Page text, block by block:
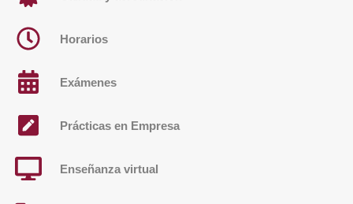
Horarios
Exámenes
Prácticas en Empresa
Enseñanza virtual